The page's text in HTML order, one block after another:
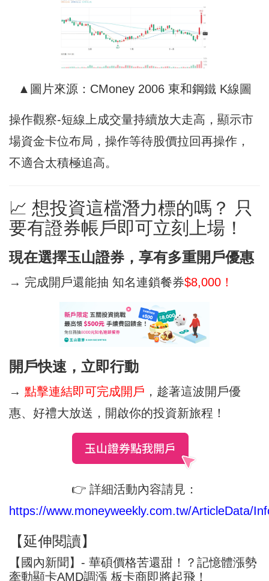
▲圖片來源：CMoney 2006 東和鋼鐵 K線圖
操作觀察-短線上成交量持續放大走高，顯示市
場資金卡位布局，操作等待股價拉回再操作，
不適合太積極追高。
📈 想投資這檔潛力標的嗎？ 只
要有證券帳戶即可立刻上場！
現在選擇玉山證券，享有多重開戶優惠
→ 完成開戶還能抽 知名連鎖餐券$8,000！
開戶快速，立即行動
→ 點擊連結即可完成開戶 ，趁著這波開戶優
惠、好禮大放送，開啟你的投資新旅程！
👉 詳細活動內容請見：
https://www.moneyweekly.com.tw/ArticleData/
【延伸閱讀】
【國內新聞】- 華碩價格苦還甜！？記憶體漲勢
牽動顯卡AMD調漲 板卡商即將起飛！